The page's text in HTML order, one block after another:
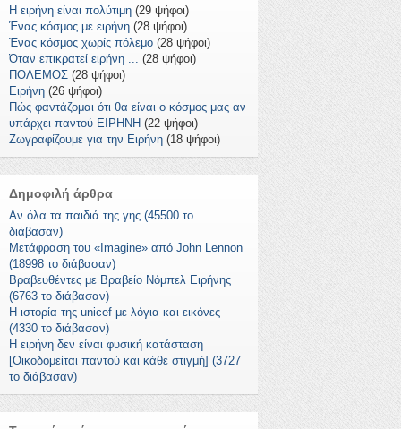
Η ειρήνη είναι πολύτιμη (29 ψήφοι)
Ένας κόσμος με ειρήνη (28 ψήφοι)
Ένας κόσμος χωρίς πόλεμο (28 ψήφοι)
Όταν επικρατεί ειρήνη ...
(28 ψήφοι)
ΠΟΛΕΜΟΣ (28 ψήφοι)
Ειρήνη (26 ψήφοι)
Πώς φαντάζομαι ότι θα είναι ο κόσμος μας αν
υπάρχει παντού ΕΙΡΗΝΗ (22 ψήφοι)
Ζωγραφίζουμε για την Ειρήνη (18 ψήφοι)
Δημοφιλή άρθρα
Αν όλα τα παιδιά της γης (45500 το
διάβασαν)
Μετάφραση του «Imagine» από John Lennon
(18998 το διάβασαν)
Βραβευθέντες με Βραβείο Νόμπελ Ειρήνης
(6763 το διάβασαν)
Η ιστορία της unicef με λόγια και εικόνες
(4330 το διάβασαν)
Η ειρήνη δεν είναι φυσική κατάσταση
[Οικοδομείται παντού και κάθε στιγμή] (3727
το διάβασαν)